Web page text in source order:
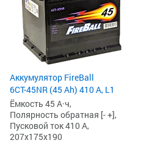
Аккумулятор FireBall
6СТ-45NR (45 Ah) 410 А, L1
Ёмкость 45 А·ч,
Полярность обратная [- +],
Пусковой ток 410 А,
207x175x190